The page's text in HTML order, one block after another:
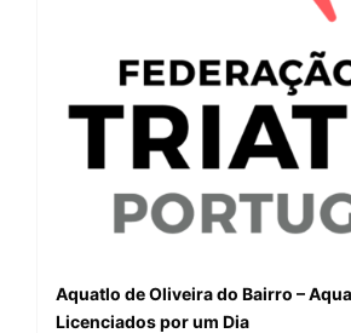
Aquatlo de Oliveira do Bairro –
Licenciados por um Dia